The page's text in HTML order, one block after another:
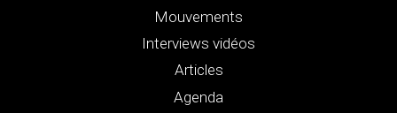
Mouvements
Interviews vidéos
Articles
Agenda